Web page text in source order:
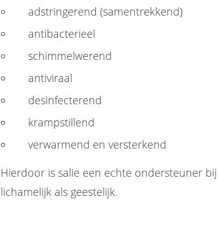
adstringerend (samentrekkend)
antibacterieel
schimmelwerend
antiviraal
desinfecterend
krampstillend
verwarmend en versterkend
Hierdoor is salie een echte ondersteuner
lichamelijk als geestelijk.